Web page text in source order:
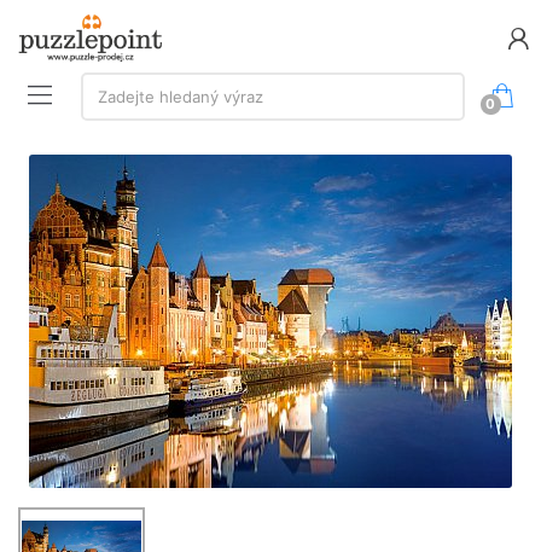
Vyhledávání:
Zadejte hledaný výraz
0